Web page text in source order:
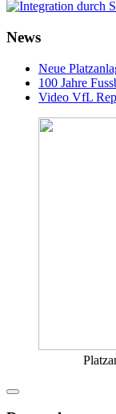
News
Neue
100 Jahre
Video VfL